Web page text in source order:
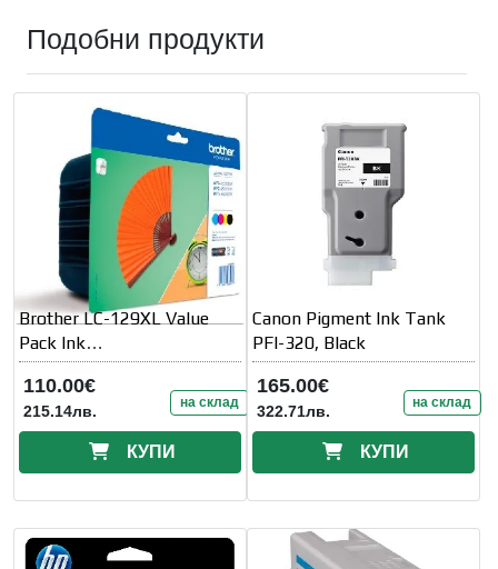
Подобни продукти
Brother LC-129XL Value
Pack Ink
(Black/Cyan/Magenta/Yello
w)
110.00€
215.14лв. на склад
КУПИ
Canon Pigment Ink Tank
PFI-320, Black
165.00€
322.71лв. на склад
КУПИ